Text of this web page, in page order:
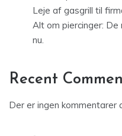
Leje af gasgrill til
Alt om piercinger:
nu.
Recent
Der er ingen kommentarer